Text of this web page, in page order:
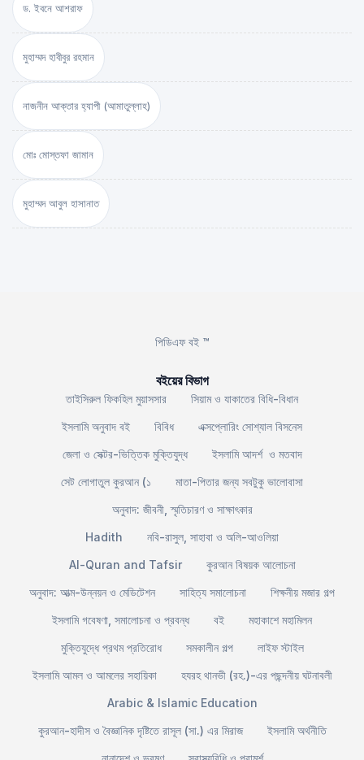
ড. ইবনে আশরাফ
মুহাম্মদ হাবীবুর রহমান
নাজনীন আক্তার হ্যাপী (আমাতুল্লাহ)
মোঃ মোস্তফা জামান
মুহাম্মদ আবুল হাসানাত
পিডিএফ বই ™
বইয়ের বিভাগ
তাইসিরুল ফিকহিল মুয়াসসার
সিয়াম ও যাকাতের বিধি-বিধান
ইসলামি অনুবাদ বই
বিবিধ
এক্সপ্লোরিং সোশ্যাল বিসনেস
জেলা ও সেক্টর-ভিত্তিক মুক্তিযুদ্ধ
ইসলামি আদর্শ ও মতবাদ
সেট লোগাতুল কুরআন (১
মাতা-পিতার জন্য সবটুকু ভালোবাসা
অনুবাদ: জীবনী, স্মৃতিচারণ ও সাক্ষাৎকার
Hadith
নবি-রাসুল, সাহাবা ও অলি-আওলিয়া
Al-Quran and Tafsir
কুরআন বিষয়ক আলোচনা
অনুবাদ: আত্ম-উন্নয়ন ও মেডিটেশন
সাহিত্য সমালোচনা
শিক্ষনীয় মজার গল্প
ইসলামি গবেষণা, সমালোচনা ও প্রবন্ধ
বই
মহাকাশে মহামিলন
মুক্তিযুদ্ধে প্রথম প্রতিরোধ
সমকালীন গল্প
লাইফ স্টাইল
ইসলামি আমল ও আমলের সহায়িকা
হযরহ থানভী (রহ.)-এর পছন্দনীয় ঘটনাবলী
Arabic & Islamic Education
কুরআন-হাদীস ও বৈজ্ঞানিক দৃষ্টিতে রাসূল (সা.) এর মিরাজ
ইসলামি অর্থনীতি